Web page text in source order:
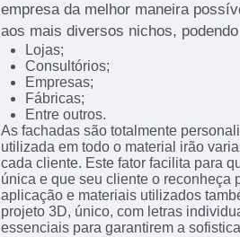
empresa da melhor maneira
aos mais diversos nichos,
Lojas;
Consultórios;
Empresas;
Fábricas;
Entre outros.
As fachadas são totalmente
utilizada em todo o material irão
cada cliente. Este fator facilita para
única e que seu cliente o reconheça
aplicação e materiais utilizados
projeto 3D, único, com letras
essenciais para garantirem a